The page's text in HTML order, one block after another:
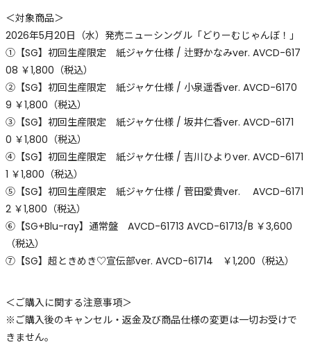
＜対象商品＞
2026年5月20日（水）発売ニューシングル「どりーむじゃんぼ！」
①【SG】初回生産限定 紙ジャケ仕様 / 辻野かなみver. AVCD-617
08 ￥1,800（税込）
②【SG】初回生産限定 紙ジャケ仕様 / 小泉遥香ver. AVCD-6170
9 ￥1,800（税込）
③【SG】初回生産限定 紙ジャケ仕様 / 坂井仁香ver. AVCD-6171
0 ￥1,800（税込）
④【SG】初回生産限定 紙ジャケ仕様 / 吉川ひよりver. AVCD-6171
1 ￥1,800（税込）
⑤【SG】初回生産限定 紙ジャケ仕様 / 菅田愛貴ver. AVCD-6171
2 ￥1,800（税込）
⑥【SG+Blu-ray】通常盤 AVCD-61713 AVCD-61713/B ￥3,600
（税込）
⑦【SG】超ときめき♡宣伝部ver. AVCD-61714 ￥1,200（税込）
＜ご購入に関する注意事項＞
※ご購入後のキャンセル・返金及び商品仕様の変更は一切お受けで
きません。